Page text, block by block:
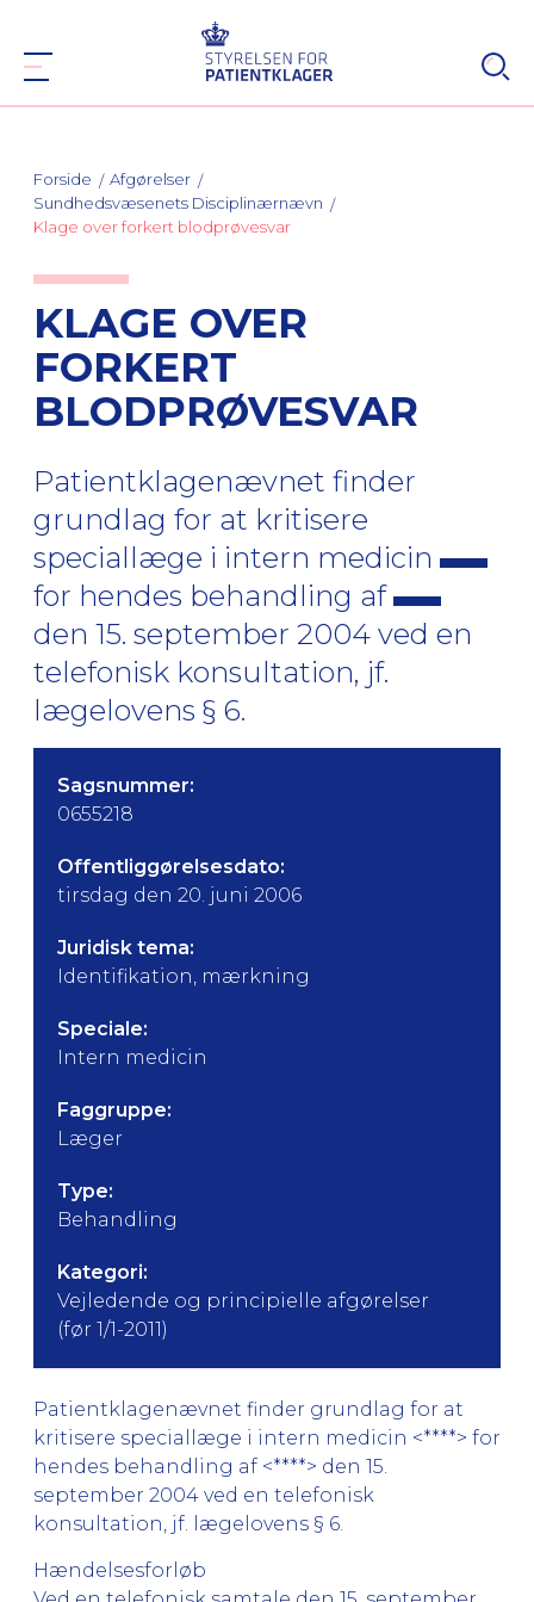
Forside
Afgørelser
Sundhedsvæsenets Disciplinærnævn
Klage over forkert blodprøvesvar
KLAGE OVER
FORKERT
BLODPRØVESVAR
Patientklagenævnet finder
grundlag for at kritisere
speciallæge i intern medicin
for hendes behandling af
den 15. september 2004 ved en
telefonisk konsultation, jf.
lægelovens § 6.
Sagsnummer:
0655218
Offentliggørelsesdato:
tirsdag den 20. juni 2006
Juridisk tema:
Identifikation, mærkning
Speciale:
Intern medicin
Faggruppe:
Læger
Type:
Behandling
Kategori:
Vejledende og principielle afgørelser
(før 1/1-2011)
Patientklagenævnet finder grundlag for at
kritisere speciallæge i intern medicin <****> for
hendes behandling af <****> den 15.
september 2004 ved en telefonisk
konsultation, jf. lægelovens § 6.
Hændelsesforløb